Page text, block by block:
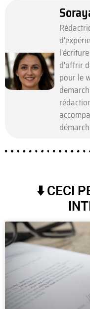
d'offrir
pour le
⬇️ CECI